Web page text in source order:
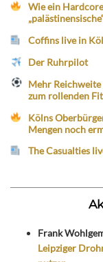
Wie ein
Coffins live in
Der Ruhrpilot
Mehr Reichweite
zum rollenden
Kölns
Mengen noch
The Casualties
Frank
Leipziger